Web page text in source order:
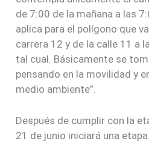
de 7:00 de la mañana a las
aplica para el polígono que
carrera 12 y de la calle 11 a
tal cual. Básicamente se
pensando en la movilidad y
medio ambiente”.
Después de cumplir con la
21 de junio iniciará una